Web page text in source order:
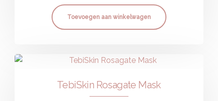
Toevoegen aan winkelwagen
TebiSkin Rosagate Mask